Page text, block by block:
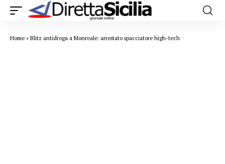
Home » Blitz antidroga a Monreale: arrestato spacciatore high-tech